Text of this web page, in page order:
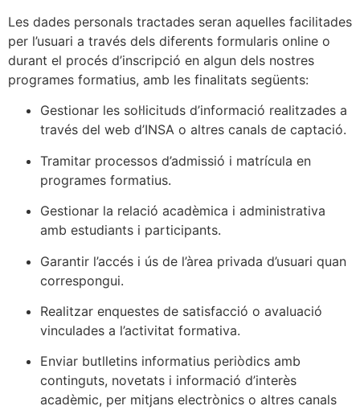
Les dades personals tractades seran aquelles facilitades
per l’usuari a través dels diferents formularis online o
durant el procés d’inscripció en algun dels nostres
programes formatius, amb les finalitats següents:
Gestionar les sol·licituds d’informació realitzades a
través del web d’INSA o altres canals de captació.
Tramitar processos d’admissió i matrícula en
programes formatius.
Gestionar la relació acadèmica i administrativa
amb estudiants i participants.
Garantir l’accés i ús de l’àrea privada d’usuari quan
correspongui.
Realitzar enquestes de satisfacció o avaluació
vinculades a l’activitat formativa.
Enviar butlletins informatius periòdics amb
continguts, novetats i informació d’interès
acadèmic, per mitjans electrònics o altres canals